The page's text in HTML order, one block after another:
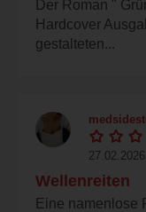
Der Roman "
Hardcover
gestalteten...
Wellenreiten
Eine namenlose